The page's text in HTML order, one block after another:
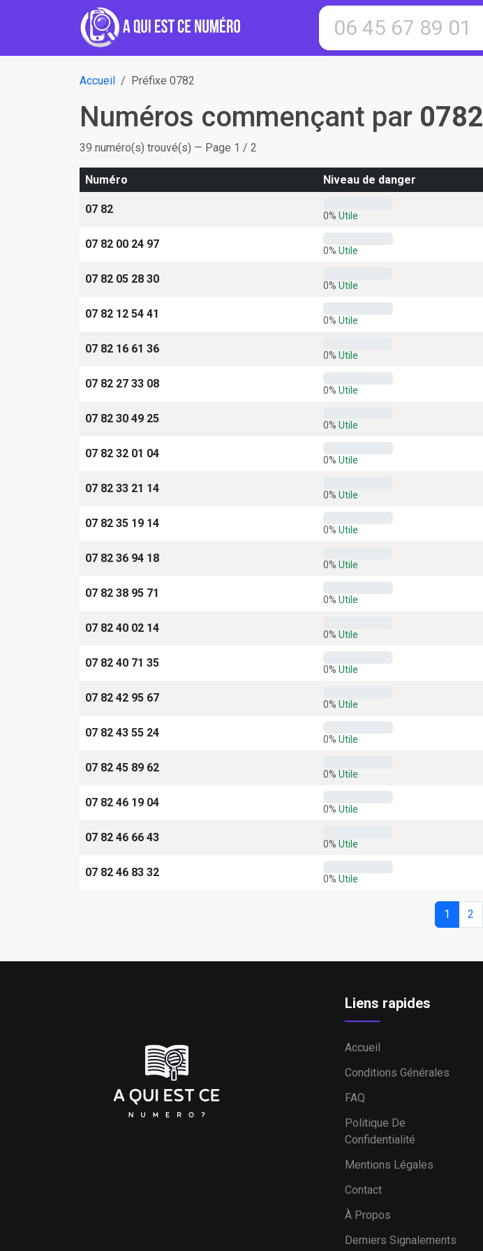
Accueil Préfixe 0782
Numéros commençant par 0782
39 numéro(s) trouvé(s) — Page 1 / 2
Numéro Niveau de danger
07 82 0% Utile
07 82 00 24 97 0% Utile
07 82 05 28 30 0% Utile
07 82 12 54 41 0% Utile
07 82 16 61 36 0% Utile
07 82 27 33 08 0% Utile
07 82 30 49 25 0% Utile
07 82 32 01 04 0% Utile
07 82 33 21 14 0% Utile
07 82 35 19 14 0% Utile
07 82 36 94 18 0% Utile
07 82 38 95 71 0% Utile
07 82 40 02 14 0% Utile
07 82 40 71 35 0% Utile
07 82 42 95 67 0% Utile
07 82 43 55 24 0% Utile
07 82 45 89 62 0% Utile
07 82 46 19 04 0% Utile
07 82 46 66 43 0% Utile
07 82 46 83 32 0% Utile
1 2
Liens rapides
Accueil
Conditions Générales
FAQ
Politique De
Confidentialité
Mentions Légales
Contact
À Propos
Derniers Signalements